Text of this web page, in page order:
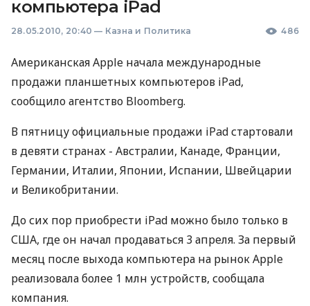
компьютера iPad
28.05.2010, 20:40 — Казна и Политика 486
Американская Apple начала международные
продажи планшетных компьютеров iPad,
сообщило агентство Bloomberg.
В пятницу официальные продажи iPad стартовали
в девяти странах - Австралии, Канаде, Франции,
Германии, Италии, Японии, Испании, Швейцарии
и Великобритании.
До сих пор приобрести iPad можно было только в
США, где он начал продаваться 3 апреля. За первый
месяц после выхода компьютера на рынок Apple
реализовала более 1 млн устройств, сообщала
компания.